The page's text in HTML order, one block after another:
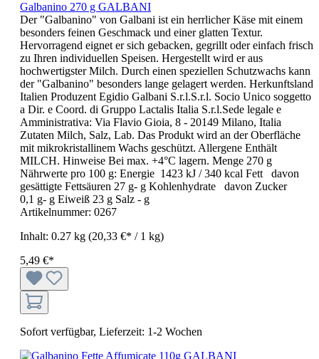
Galbanino 270 g GALBANI
Der "Galbanino" von Galbani ist ein herrlicher Käse mit einem
besonders feinen Geschmack und einer glatten Textur.
Hervorragend eignet er sich gebacken, gegrillt oder einfach frisch
zu Ihren individuellen Speisen. Hergestellt wird er aus
hochwertigster Milch. Durch einen speziellen Schutzwachs kann
der "Galbanino" besonders lange gelagert werden. Herkunftsland
Italien Produzent Egidio Galbani S.r.l.S.r.l. Socio Unico soggetto
a Dir. e Coord. di Gruppo Lactalis Italia S.r.l.Sede legale e
Amministrativa: Via Flavio Gioia, 8 - 20149 Milano, Italia
Zutaten Milch, Salz, Lab. Das Produkt wird an der Oberfläche
mit mikrokristallinem Wachs geschützt. Allergene Enthält
MILCH. Hinweise Bei max. +4°C lagern. Menge 270 g
Nährwerte pro 100 g: Energie 1423 kJ / 340 kcal Fett davon
gesättigte Fettsäuren 27 g- g Kohlenhydrate davon Zucker
0,1 g- g Eiweiß 23 g Salz - g
Artikelnummer: 0267
Inhalt: 0.27 kg (20,33 €* / 1 kg)
5,49 €*
Sofort verfügbar, Lieferzeit: 1-2 Wochen